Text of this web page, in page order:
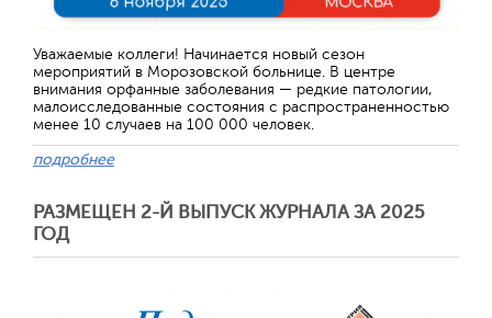
Уважаемые коллеги! Начинается новый сезон
мероприятий в Морозовской больнице. В центре
внимания орфанные заболевания — редкие патологии,
малоисследованные состояния с распространенностью
менее 10 случаев на 100 000 человек.
подробнее
РАЗМЕЩЕН 2-Й ВЫПУСК ЖУРНАЛА ЗА 2025
ГОД